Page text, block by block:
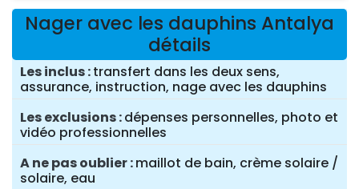
Nager avec les dauphins Antalya
détails
Les inclus transfert dans les deux sens,
assurance, instruction, nage avec les dauphins
Les exclusions dépenses personnelles, photo et
vidéo professionnelles
A ne pas oublier maillot de bain, crème solaire /
solaire, eau